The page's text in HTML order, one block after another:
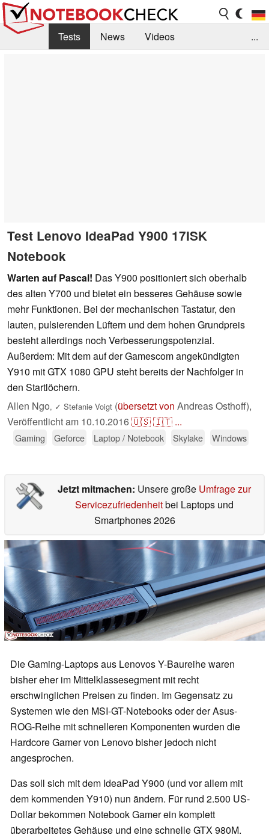
Tests News
Videos
...
Test Lenovo IdeaPad Y900 17ISK
Notebook
Warten auf Pascal! Das Y900 positioniert sich oberhalb
des alten Y700 und bietet ein besseres Gehäuse sowie
mehr Funktionen. Bei der mechanischen Tastatur, den
lauten, pulsierenden Lüftern und dem hohen Grundpreis
besteht allerdings noch Verbesserungspotenzial.
Außerdem: Mit dem auf der Gamescom angekündigten
Y910 mit GTX 1080 GPU steht bereits der Nachfolger in
den Startlöchern.
Allen Ngo, ✓ Stefanie Voigt (übersetzt von Andreas Osthoff),
Veröffentlicht am 10.10.2016🇺🇸🇮🇹 ...
Gaming Geforce Laptop / Notebook Skylake Windows
Jetzt mitmachen: Unsere große Umfrage zur
Servicezufriedenheitbei Laptops und
Smartphones 2026
Die Gaming-Laptops aus Lenovos Y-Baureihe waren
bisher eher im Mittelklassesegment mit recht
erschwinglichen Preisen zu finden. Im Gegensatz zu
Systemen wie den MSI-GT-Notebooks oder der Asus-
ROG-Reihe mit schnelleren Komponenten wurden die
Hardcore Gamer von Lenovo bisher jedoch nicht
angesprochen.
Das soll sich mit dem IdeaPad Y900 (und vor allem mit
dem kommenden Y910) nun ändern. Für rund 2.500 US-
Dollar bekommen Notebook Gamer ein komplett
überarbeitetes Gehäuse und eine schnelle GTX 980M.